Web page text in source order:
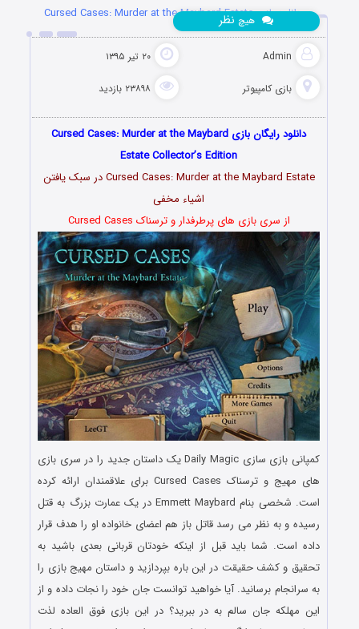
دانلود بازی Cursed Cases: Murder at the Maybard Estate
Admin ۲۰ تیر ۱۳۹۵
بازی کامپیوتر ۲۳۸۹۸ بازدید
هیچ نظر
دانلود رایگان بازی Cursed Cases: Murder at the Maybard
Estate Collector’s Edition
Cursed Cases: Murder at the Maybard Estate در سبک یافتن
اشیاء مخفی
از سری بازی های پرطرفدار و ترسناک Cursed Cases
کمپانی بازی سازی Daily Magic یک داستان جدید را در سری بازی
های مهیج و ترسناک Cursed Cases برای علاقمندان ارائه کرده
است. شخصی بنام Emmett Maybard در یک عمارت بزرگ به قتل
رسیده و به نظر می رسد قاتل باز هم اعضای خانواده او را هدف قرار
داده است. شما باید قبل از اینکه خودتان قربانی بعدی باشید به
تحقیق و کشف حقیقت در این باره بپردازید و داستان مهیج بازی را
به سرانجام برسانید. آیا خواهید توانست جان خود را نجات داده و از
این مهلکه جان سالم به در ببرید؟ در این بازی فوق العاده لذت